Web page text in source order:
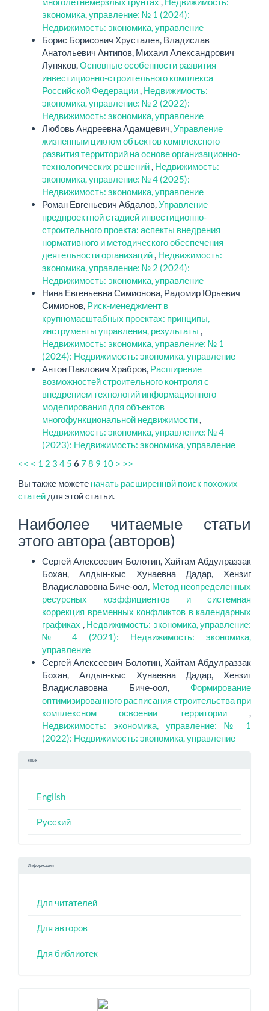
экономика, управление: № 1 (2024):
Недвижимость: экономика, управление
Борис Борисович Хрусталев, Владислав
Анатольевич Антипов, Михаил Александрович
Луняков,Основные особенности развития
инвестиционно-строительного комплекса
Российской Федерации, Недвижимость:
экономика, управление: № 2 (2022):
Недвижимость: экономика, управление
Любовь Андреевна Адамцевич,Управление
жизненным циклом объектов комплексного
развития территорий на основе организационно-
технологических решений, Недвижимость:
экономика, управление: № 4 (2025):
Недвижимость: экономика, управление
Роман Евгеньевич Абдалов,Управление
предпроектной стадией инвестиционно-
строительного проекта: аспекты внедрения
нормативного и методического обеспечения
деятельности организаций, Недвижимость:
экономика, управление: № 2 (2024):
Недвижимость: экономика, управление
Нина Евгеньевна Симионова, Радомир Юрьевич
Симионов, Риск-менеджмент в
крупномасштабных проектах: принципы,
инструменты управления, результаты ,
Недвижимость: экономика, управление: № 1
(2024): Недвижимость: экономика, управление
Антон Павлович Храбров, Расширение
возможностей строительного контроля с
внедрением технологий информационного
моделирования для объектов
многофункциональной недвижимости,
Недвижимость: экономика, управление: № 4
(2023): Недвижимость: экономика, управление
<< < 1 2 3 4 5 6 78 9 10 > >>
Вы также можете начать расширеннвй поиск похожих
статей для этой статьи.
Наиболее читаемые статьи
этого автора (авторов)
Сергей Алексеевич Болотин, Хайтам Абдулраззак
Бохан, Алдын-кыс Хунаевна Дадар, Хензиг
Владиславовна Биче-оол, Метод неопределенных
ресурсных коэффициентов и системная
коррекция временных конфликтов в календарных
графиках , Недвижимость: экономика, управление:
№ 4 (2021): Недвижимость: экономика,
управление
Сергей Алексеевич Болотин, Хайтам Абдулраззак
Бохан, Алдын-кыс Хунаевна Дадар, Хензиг
Владиславовна Биче-оол, Формирование
оптимизированного расписания строительства при
комплексном освоении территории ,
Недвижимость: экономика, управление: № 1
(2022): Недвижимость: экономика, управление
Язык
English
Русский
Информация
Для читателей
Для авторов
Для библиотек